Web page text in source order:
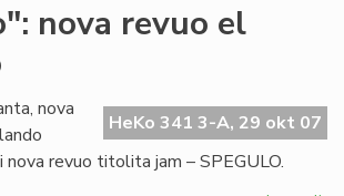
la
nova revuo el
HeKo 341 3-A, 29 okt 07
nova
nova revuo titolita jam – SPEGULO.